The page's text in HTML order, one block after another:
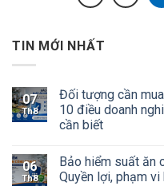
TIN MỚI NHẤT
07
Th8
Đối tượng cần
10 điều doanh
cần biết
06
Th8
Bảo hiểm suất ăn
Quyền lợi, phạm